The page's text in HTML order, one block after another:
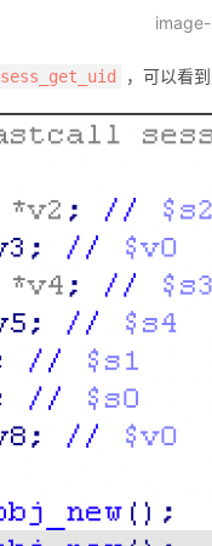
sess_get_uid ，可以看